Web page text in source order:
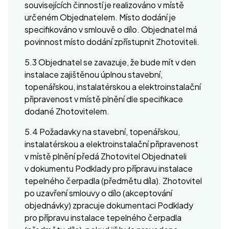
souvisejících činností je realizováno v místě
určeném Objednatelem. Místo dodání je
specifikováno v smlouvě o dílo. Objednatel má
povinnost místo dodání zpřístupnit Zhotoviteli.
5.3 Objednatel se zavazuje, že bude mít v den
instalace zajištěnou úplnou stavební,
topenářskou, instalatérskou a elektroinstalační
připravenost v místě plnění dle specifikace
dodané Zhotovitelem.
5.4 Požadavky na stavební, topenářskou,
instalatérskou a elektroinstalační připravenost
v místě plnění předá Zhotovitel Objednateli
v dokumentu Podklady pro přípravu instalace
tepelného čerpadla (předmětu díla). Zhotovitel
po uzavření smlouvy o dílo (akceptování
objednávky) zpracuje dokumentaci Podklady
pro přípravu instalace tepelného čerpadla